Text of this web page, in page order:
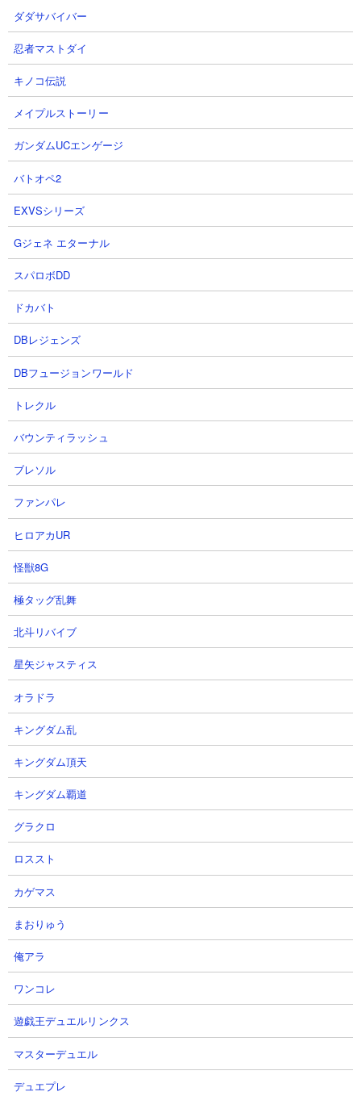
体力： 87,000
攻撃力： 4,200
射程： 260（範囲攻撃）
KB： 1回
属性： 白い敵
イルカ娘
体力： 約45万
攻撃力： 7,500
射程： 350～650（範囲攻撃）※探知距離150
KB： 30回
特殊能力： なし
１．にゃんこ塔35階 前田＆にゃんま攻略
【出撃メンバー】
【攻略概要】
「ネコレンジャー」さんの攻略動画です。にゃんコンボは暗黒の
力で攻撃力ダウン効果UP（ここでは活用なし）、斧の達人で攻撃
力Up。安価な壁役3枚に、大狂乱ムキあし、覚醒ムート、前田慶
次、にゃんまなどをアタッカーに据えています。
２．にゃんこ塔35階 ノーアイテム速攻攻略
【出撃メンバー】
ダダサバイバー
忍者マストダイ
キノコ伝説
メイプルストーリー
ガンダムUCエンゲージ
バトオペ2
EXVSシリーズ
Gジェネ エターナル
スパロボDD
ドカバト
DBレジェンズ
DBフュージョンワールド
トレクル
バウンティラッシュ
ブレソル
ファンパレ
ヒロアカUR
怪獣8G
極タッグ乱舞
北斗リバイブ
星矢ジャスティス
オラドラ
キングダム乱
キングダム頂天
キングダム覇道
グラクロ
ロススト
カゲマス
まおりゅう
俺アラ
ワンコレ
遊戯王デュエルリンクス
マスターデュエル
デュエプレ